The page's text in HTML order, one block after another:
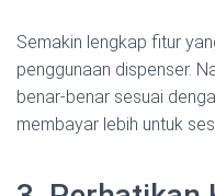
Semakin lengkap fitur
penggunaan dispenser.
benar-benar sesuai
membayar lebih untuk